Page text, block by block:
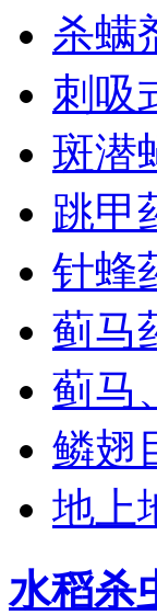
杀螨
刺吸
斑潜
跳甲
针蜂
蓟马
蓟马
鳞翅
地上
水稻杀